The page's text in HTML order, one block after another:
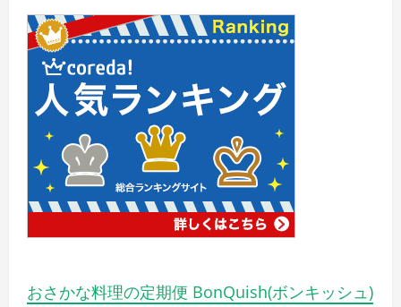
おさかな料理の定期便 BonQuish(ボンキッシュ)